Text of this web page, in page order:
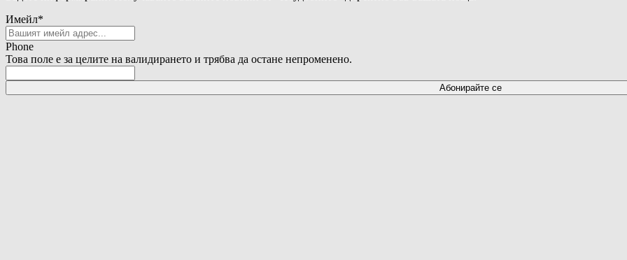
Имейл*
Phone
Това поле е за целите на валидирането и трябва да остане непроменено.